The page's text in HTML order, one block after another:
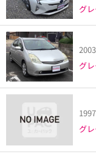
グ
グ
グ